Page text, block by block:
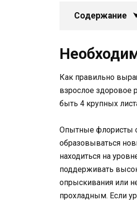
Содержание
Как правильно
взрослое здоровое
быть 4 крупных
Опытные флористы
образовываться
находиться на
поддерживать
опрыскивания или
прохладным. Если